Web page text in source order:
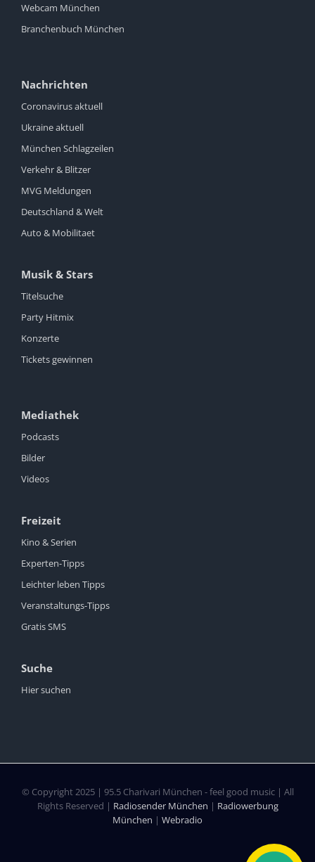
Webcam München
Branchenbuch München
Nachrichten
Coronavirus aktuell
Ukraine aktuell
München Schlagzeilen
Verkehr & Blitzer
MVG Meldungen
Deutschland & Welt
Auto & Mobilitaet
Musik & Stars
Titelsuche
Party Hitmix
Konzerte
Tickets gewinnen
Mediathek
Podcasts
Bilder
Videos
Freizeit
Kino & Serien
Experten-Tipps
Leichter leben Tipps
Veranstaltungs-Tipps
Gratis SMS
Suche
Hier suchen
© Copyright 2025 | 95.5 Charivari München - feel good music | All
Rights Reserved | Radiosender München | Radiowerbung
München | Webradio